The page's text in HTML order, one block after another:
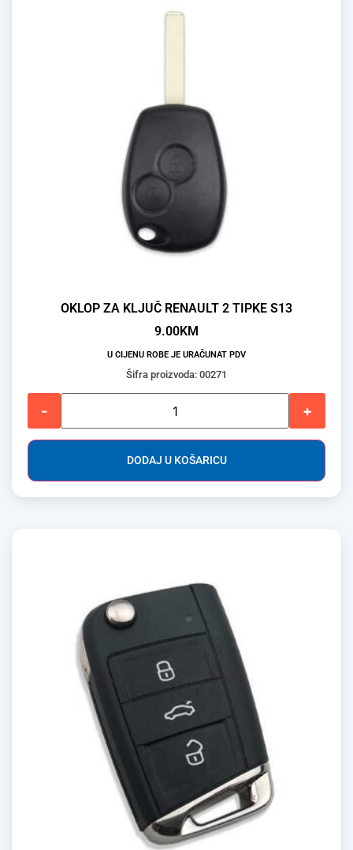
OKLOP ZA KLJUČ RENAULT 2 TIPKE S13
9.00KM
U CIJENU ROBE JE URAČUNAT PDV
Šifra proizvoda: 00271
- +
DODAJ U KOŠARICU